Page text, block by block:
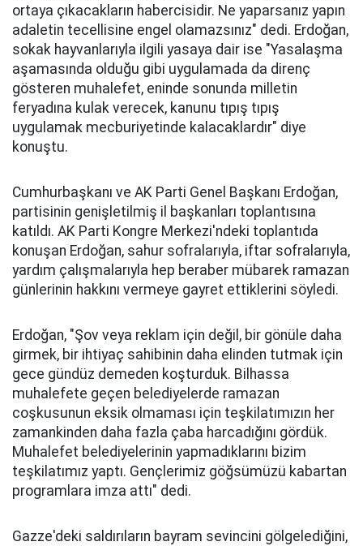
ortaya çıkacakların habercisidir. Ne yaparsanız yapın
adaletin tecellisine engel olamazsınız" dedi. Erdoğan,
sokak hayvanlarıyla ilgili yasaya dair ise "Yasalaşma
aşamasında olduğu gibi uygulamada da direnç
gösteren muhalefet, eninde sonunda milletin
feryadına kulak verecek, kanunu tıpış tıpış
uygulamak mecburiyetinde kalacaklardır" diye
konuştu.
Cumhurbaşkanı ve AK Parti Genel Başkanı Erdoğan,
partisinin genişletilmiş il başkanları toplantısına
katıldı. AK Parti Kongre Merkezi'ndeki toplantıda
konuşan Erdoğan, sahur sofralarıyla, iftar sofralarıyla,
yardım çalışmalarıyla hep beraber mübarek ramazan
günlerinin hakkını vermeye gayret ettiklerini söyledi.
Erdoğan, "Şov veya reklam için değil, bir gönüle daha
girmek, bir ihtiyaç sahibinin daha elinden tutmak için
gece gündüz demeden koşturduk. Bilhassa
muhalefete geçen belediyelerde ramazan
coşkusunun eksik olmaması için teşkilatımızın her
zamankinden daha fazla çaba harcadığını gördük.
Muhalefet belediyelerinin yapmadıklarını bizim
teşkilatımız yaptı. Gençlerimiz göğsümüzü kabartan
programlara imza attı" dedi.
Gazze'deki saldırıların bayram sevincini gölgelediğini,